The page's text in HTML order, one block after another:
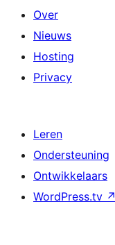
Over
Nieuws
Hosting
Privacy
Leren
Ondersteuning
Ontwikkelaars
WordPress.tv ↗